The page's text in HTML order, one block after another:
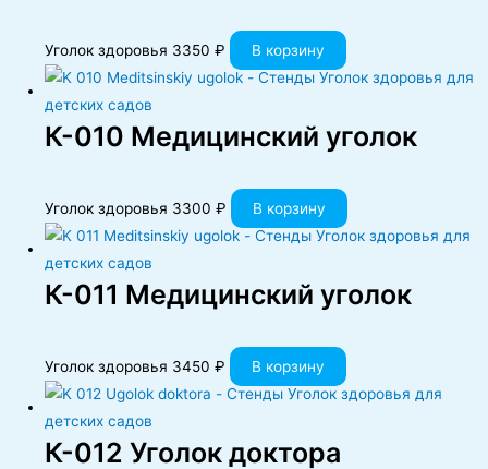
Уголок здоровья 3350₽ В корзину
К-010 Медицинский уголок
Уголок здоровья 3300₽ В корзину
К-011 Медицинский уголок
Уголок здоровья 3450₽ В корзину
К-012 Уголок доктора